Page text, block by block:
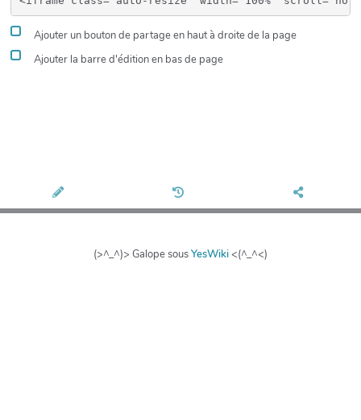
Ajouter un bouton de partage en haut à droite de la page
Ajouter la barre d'édition en bas de page
(>^_^)> Galope sousYesWiki<(^_^<)